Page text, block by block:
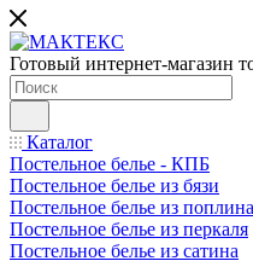
Готовый интернет-магазин
Каталог
Постельное белье - КПБ
Постельное белье из бязи
Постельное белье из поплина
Постельное белье из перкаля
Постельное белье из сатина